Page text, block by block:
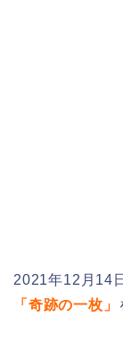
2021年12月14
「奇跡の一枚」